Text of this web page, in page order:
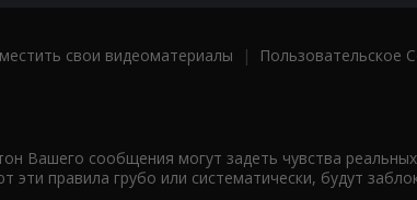
свои видеоматериалы | Пользовательское
Вашего сообщения могут задеть чувства
правила грубо или систематически, будут